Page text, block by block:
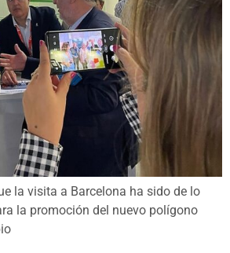
la visita a Barcelona ha sido de lo
la promoción del nuevo polígono